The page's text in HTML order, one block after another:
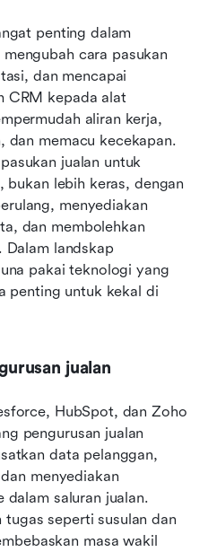
penting dalam
cara pasukan
dan mencapai
CRM kepada alat
aliran kerja,
dan memacu kecekapan.
jualan untuk
bukan lebih keras, dengan
menyediakan
dan membolehkan
Dalam landskap
pakai teknologi yang
penting untuk kekal di
jualan
HubSpot, dan Zoho
pengurusan jualan
data pelanggan,
menyediakan
dalam saluran jualan.
seperti susulan dan
masa wakil